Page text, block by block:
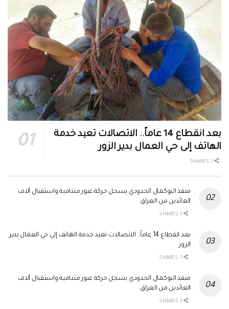
بعد انقطاع 14 عاماً.. الاتصالات تعيد خدمة
الهاتف إلى حي العمال بدير الزور
منفذ البوكمال الحدودي يسجل حركة عبور متنامية واستقبال آلاف
العائدين من العراق
بعد انقطاع 14 عاماً.. الاتصالات تعيد خدمة الهاتف إلى حي العمال بدير
الزور
منفذ البوكمال الحدودي يسجل حركة عبور متنامية واستقبال آلاف
العائدين من العراق